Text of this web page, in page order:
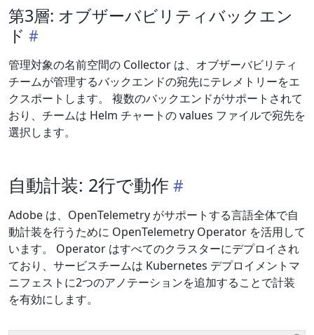
第3層: オブザーバビリティバックエン
ド
管理対象の名前空間の Collector は、オブザーバビリティ
チームが管理するバックエンドの宛先にテレメトリーをエ
クスポートします。 複数のバックエンドがサポートされて
おり、チームは Helm チャートの values ファイルで宛先を
選択します。
自動計装: 2行で動作
Adobe は、OpenTelemetry がサポートする言語全体で自
動計装を行うために OpenTelemetry Operator を活用して
います。 Operator はすべてのクラスターにデプロイされ
ており、サービスチームは Kubernetes デプロイメントマ
ニフェストに2つのアノテーションを追加することで計装
を有効にします。